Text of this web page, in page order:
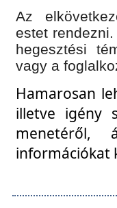
Az
estet
hegesztési
vagy a
Hamarosan
illetve igény
menetéről,
információkat